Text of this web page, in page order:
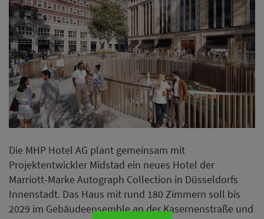
Die MHP Hotel AG plant gemeinsam mit
Projektentwickler Midstad ein neues Hotel der
Marriott-Marke Autograph Collection in Düsseldorfs
Innenstadt. Das Haus mit rund 180 Zimmern soll bis
2029 im Gebäudeensemble an der Kasernenstraße und